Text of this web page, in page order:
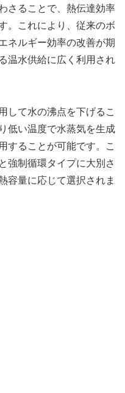
さることで、熱伝達効率
。これにより、従来のボ
ネルギー効率の改善が期
温水供給に広く利用され
して水の沸点を下げるこ
低い温度で水蒸気を生成
することが可能です。こ
強制循環タイプに大別さ
容量に応じて選択されま